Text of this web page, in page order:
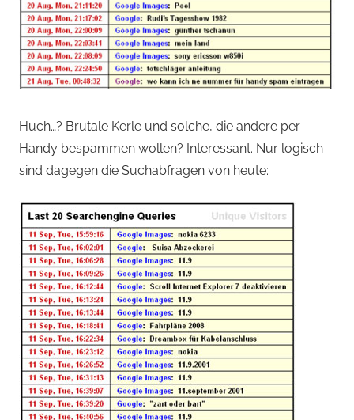
Huch…? Brutale Kerle und solche, die andere per
Handy bespammen wollen? Interessant. Nur logisch
sind dagegen die Suchabfragen von heute: